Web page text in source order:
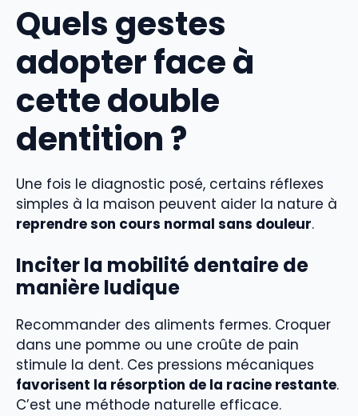
Quels gestes
adopter face à
cette double
dentition ?
Une fois le diagnostic posé, certains réflexes
simples à la maison peuvent aider la nature à
reprendre son cours normal sans douleur.
Inciter la mobilité dentaire de
manière ludique
Recommander des aliments fermes. Croquer
dans une pomme ou une croûte de pain
stimule la dent. Ces pressions mécaniques
favorisent la résorption de la racine restante.
C’est une méthode naturelle efficace.